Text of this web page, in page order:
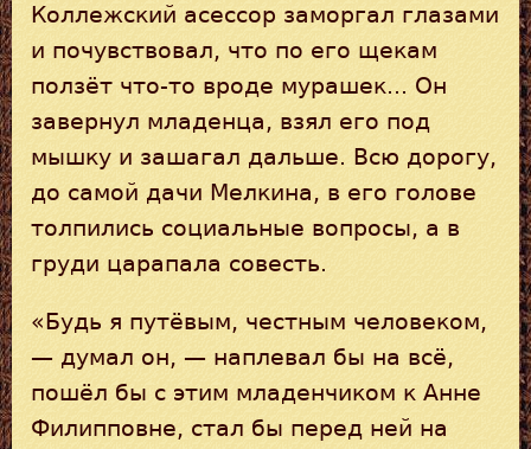
Коллежский асессор заморгал глазами
и почувствовал, что по его щекам
ползёт что-то вроде мурашек... Он
завернул младенца, взял его под
мышку и зашагал дальше. Всю дорогу,
до самой дачи Мелкина, в его голове
толпились социальные вопросы, а в
груди царапала совесть.
«Будь я путёвым, честным человеком,
— думал он, — наплевал бы на всё,
пошёл бы с этим младенчиком к Анне
Филипповне, стал бы перед ней на